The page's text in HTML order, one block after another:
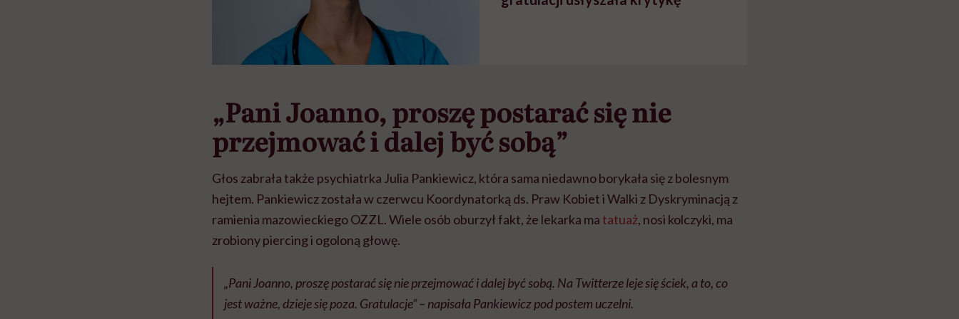
„Pani Joanno, proszę postarać się nie
przejmować i dalej być sobą”
Głos zabrała także psychiatrka Julia Pankiewicz, która sama niedawno borykała się z bolesnym
hejtem. Pankiewicz została w czerwcu Koordynatorką ds. Praw Kobiet i Walki z Dyskryminacją z
ramienia mazowieckiego OZZL. Wiele osób oburzył fakt, że lekarka matatuaż, nosi kolczyki, ma
zrobiony piercing i ogoloną głowę.
„Pani Joanno, proszę postarać się nie przejmować i dalej być sobą. Na Twitterze leje się ściek, a to, co
jest ważne, dzieje się poza. Gratulacje” – napisała Pankiewicz pod postem uczelni.